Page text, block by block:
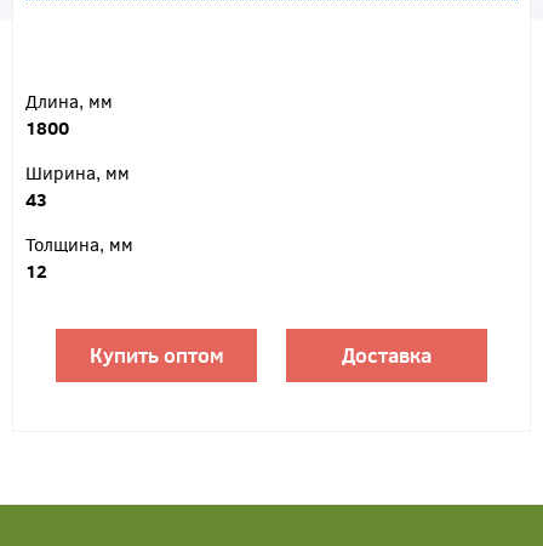
Длина, мм
1800
Ширина, мм
43
Толщина, мм
12
Купить оптом Доставка